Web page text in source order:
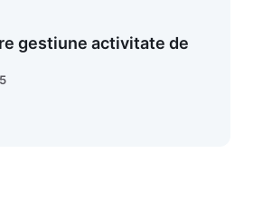
gestiune activitate de